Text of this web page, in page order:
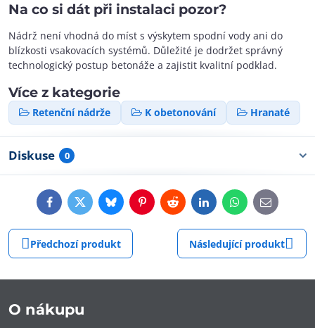
Na co si dát při instalaci pozor?
Nádrž není vhodná do míst s výskytem spodní vody ani do
blízkosti vsakovacích systémů. Důležité je dodržet správný
technologický postup betonáže a zajistit kvalitní podklad.
Více z kategorie
Retenční nádrže K obetonování Hranaté
Diskuse 0
FacebookTwitterBlueskyPinterestRedditLinkedInWhatsApp
E-
mail
Předchozí produkt Následující produkt
O nákupu